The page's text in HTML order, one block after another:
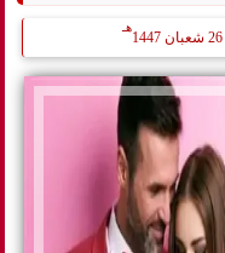
26 شعبان 1447
هـ